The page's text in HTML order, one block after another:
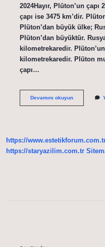
2024Hayır, Plüton’un çapı
çapı ise 3475 km’dir.
Plüton’dan büyük ülke;
Plüton’dan büyüktür.
kilometrekaredir.
kilometrekaredir. Plüton
çapı…
Devamını okuyunPlüton
https://
https://staryazilim.com.tr